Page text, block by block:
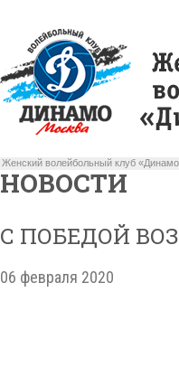
Женский волейбольный клуб
НОВОСТИ
С ПОБЕДОЙ
06 февраля 2020